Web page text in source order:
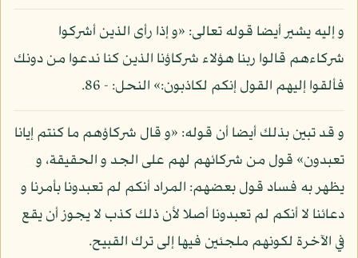
و إليه يشير أيضا قوله تعالى: «و إذا رأى الذين أشركوا
شركاءهم قالوا ربنا هؤلاء شركاؤنا الذين كنا ندعوا من دونك
فألقوا إليهم القول إنكم لكاذبون:» النحل: - 86.
و قد تبين بذلك أيضا أن قوله: «و قال شركاؤهم ما كنتم إيانا
تعبدون» قول من شركائهم لهم على الجد و الحقيقة، و
يظهر به فساد قول بعضهم: المراد أنكم لم تعبدونا بأمرنا و
دعائنا لا أنكم لم تعبدونا أصلا لأن ذلك كذب لا يجوز أن يقع
في الآخرة لكونهم ملجئين فيها إلى ترك القبيح.